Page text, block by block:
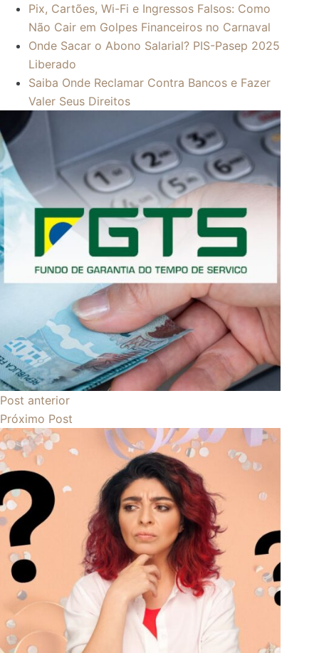
Pix, Cartões, Wi-Fi e Ingressos Falsos: Como
Não Cair em Golpes Financeiros no Carnaval
Onde Sacar o Abono Salarial? PIS-Pasep 2025
Liberado
Saiba Onde Reclamar Contra Bancos e Fazer
Valer Seus Direitos
Post anterior
Próximo Post